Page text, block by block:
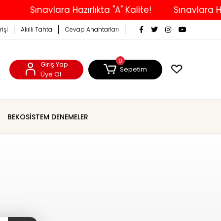
Sınavlara Hazırlıkta "A" Kalite! Sınavlara
Akıllı Tahta Cevap Anahtarları
Giriş Yap
Üye Ol
0
Sepetim
BEKOSİSTEM DENEMELER